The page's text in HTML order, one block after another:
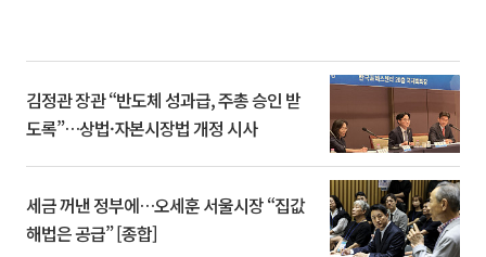
김정관 장관 “반도체 성과급, 주총 승인 받
도록”…상법·자본시장법 개정 시사
세금 꺼낸 정부에…오세훈 서울시장 “집값
해법은 공급” [종합]